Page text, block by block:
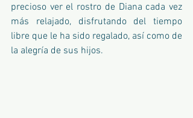
precioso ver el rostro de Diana cada vez
más relajado, disfrutando del tiempo
libre que le ha sido regalado, así como de
la alegría de sus hijos.